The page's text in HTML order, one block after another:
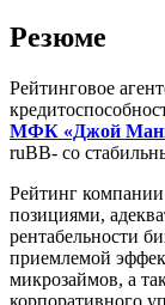
Резюме
Рейтинговое
МФК «Джой
ruBB- со
Рейтинг
позициями,
рентабельности
приемлемой
микрозаймов, а
корпоративного